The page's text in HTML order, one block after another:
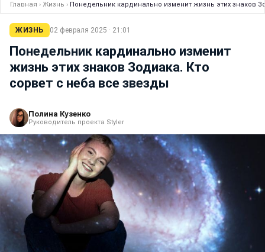
Главная › Жизнь › Понедельник кардинально изменит жизнь этих знаков
ЖИЗНЬ 02 февраля 2025 · 21:01
Понедельник кардинально изменит
жизнь этих знаков Зодиака. Кто
сорвет с неба все звезды
Полина Кузенко
Руководитель проекта Styler